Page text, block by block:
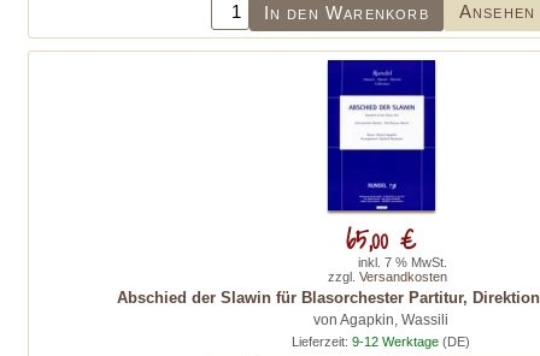
In den Warenkorb Ansehen
Abschied der Slawin für Blasorchester Partitur,
von Agapkin, Wassili
Lieferzeit: 9-12 Werktage (DE)
65,00 €
inkl. 7 % MwSt.
zzgl. Versandkosten